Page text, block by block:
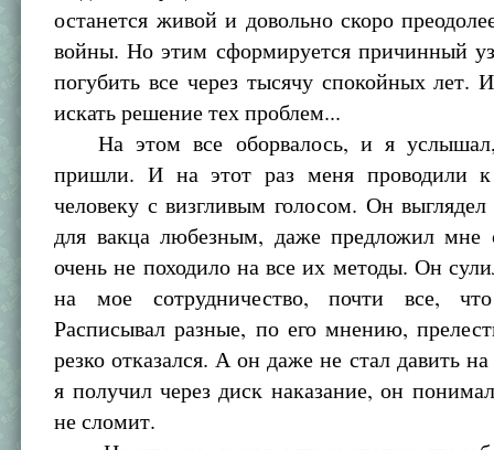
останется живой и довольно скоро
войны. Но этим сформируется причинный
погубить все через тысячу спокойных лет.
искать решение тех проблем...
На этом все оборвалось, и я
пришли. И на этот раз меня проводили
человеку с визгливым голосом. Он выглядел
для вакца любезным, даже предложил мне
очень не походило на все их методы. Он
на мое сотрудничество, почти все,
Расписывал разные, по его мнению,
резко отказался. А он даже не стал давить
я получил через диск наказание, он
не сломит.